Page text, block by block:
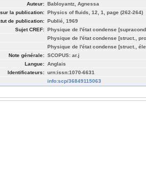
Auteur: Babloyantz, Agnessa
la publication: Physics of fluids, 12, 1, page (262-264)
de publication: Publié, 1969
Sujet CREF: Physique de l'état condense
Physique de l'état condense [struct.,
Physique de l'état condense [struct.,
Note générale: SCOPUS: ar.j
Langue: Anglais
Identificateurs: urn:issn:1070-6631
info:scp/36849115063